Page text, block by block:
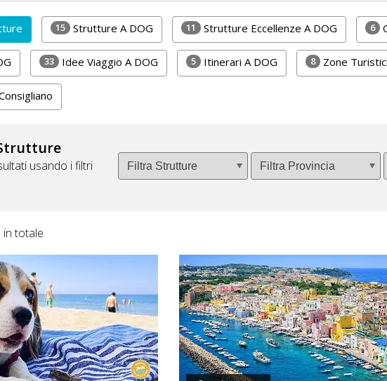
15 Strutture A DOG 11 Strutture Eccellenze A DOG 6
33 Idee Viaggio A DOG 5 Itinerari A DOG 8 Zone
usando i filtri
in totale